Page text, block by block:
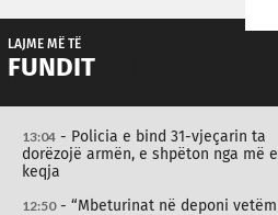
LAJME MË TË
FUNDIT
13:04 - Policia e bind 31-vjeçarin ta
dorëzojë armën, e shpëton nga më e
keqja
12:50- “Mbeturinat në deponi vetëm